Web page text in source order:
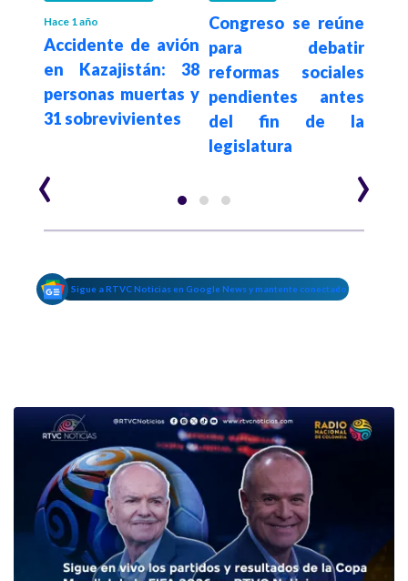
Hace 1 año
Accidente de avión
en Kazajistán: 38
personas muertas y
31 sobrevivientes
Congreso se reúne
para debatir
reformas sociales
pendientes antes
del fin de la
legislatura
‹ ›
Sigue a RTVC Noticias en Google News y mantente conectado